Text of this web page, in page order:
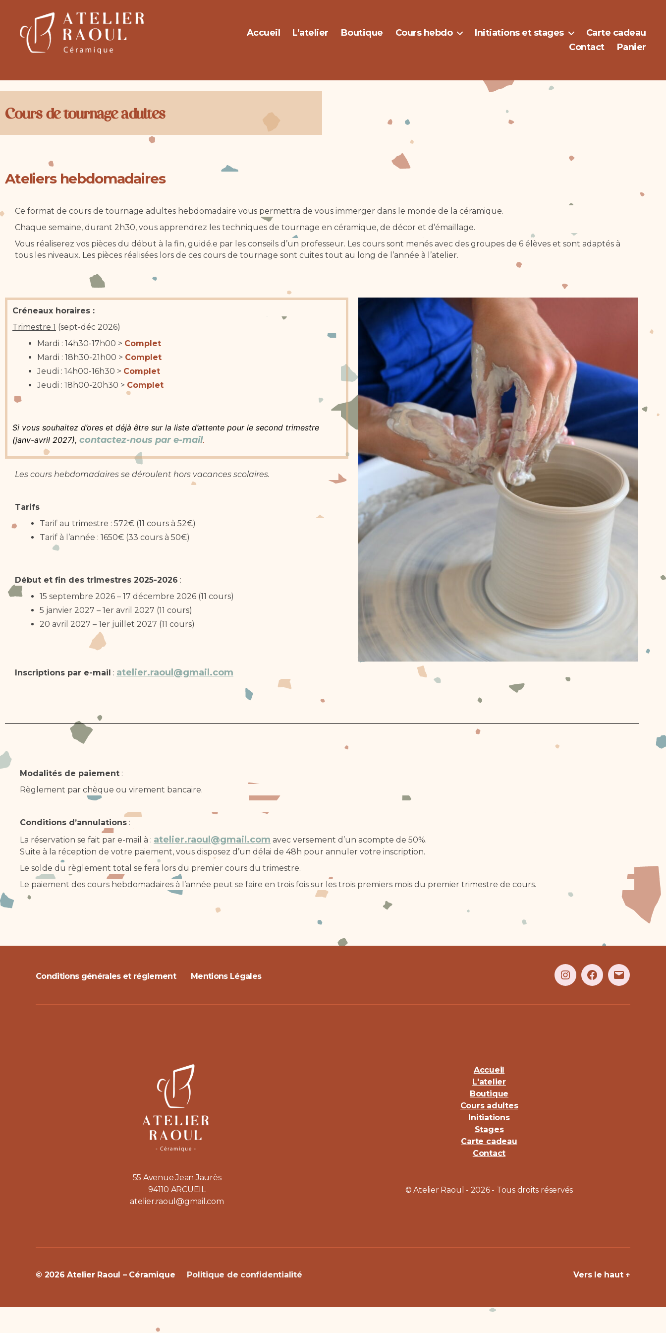
Accueil L’atelier Boutique Cours hebdo Initiations et stages
Carte cadeau
Contact
Panier
Cours de tournage adultes​
Ateliers hebdomadaires
Ce format de cours de tournage adultes hebdomadaire vous permettra de vous immerger dans le monde de la céramique.
Chaque semaine, durant 2h30, vous apprendrez les techniques de tournage en céramique, de décor et d’émaillage.
Vous réaliserez vos pièces du début à la fin, guidé.e par les conseils d’un professeur. Les cours sont menés avec des groupes de 6 élèves et sont adaptés à
tous les niveaux. Les pièces réalisées lors de ces cours de tournage sont cuites tout au long de l’année à l’atelier.
Créneaux horaires :
Trimestre 1 (sept-déc 2026)
Mardi : 14h30-17h00 > Complet
Mardi : 18h30-21h00 > Complet
Jeudi : 14h00-16h30 > Complet
Jeudi : 18h00-20h30 > Complet
Si vous souhaitez d’ores et déjà être sur la liste d’attente pour le second trimestre
(janv-avril 2027), contactez-nous par e-mail.
Les cours hebdomadaires se déroulent hors vacances scolaires.
Tarifs
Tarif au trimestre : 572€ (11 cours à 52€)
Tarif à l’année : 1650€ (33 cours à 50€)
Début et fin des trimestres 2025-2026 :
15 septembre 2026 – 17 décembre 2026 (11 cours)
5 janvier 2027 – 1er avril 2027 (11 cours)
20 avril 2027 – 1er juillet 2027 (11 cours)
Inscriptions par e-mail : atelier.raoul@gmail.com
Modalités de paiement :
Règlement par chèque ou virement bancaire.
Conditions d’annulations :
La réservation se fait par e-mail à : atelier.raoul@gmail.com avec versement d’un acompte de 50%.
Suite à la réception de votre paiement, vous disposez d’un délai de 48h pour annuler votre inscription.
Le solde du règlement total se fera lors du premier cours du trimestre.
Le paiement des cours hebdomadaires à l’année peut se faire en trois fois sur les trois premiers mois du premier trimestre de cours.
Conditions générales et réglement Mentions Légales
55 Avenue Jean Jaurès
94110 ARCUEIL
atelier.raoul@gmail.com
Accueil
L'atelier
Boutique
Cours adultes
Initiations
Stages
Carte cadeau
Contact
© Atelier Raoul - 2026 - Tous droits réservés
© 2026Atelier Raoul – Céramique Politique de confidentialité Vers le haut ↑